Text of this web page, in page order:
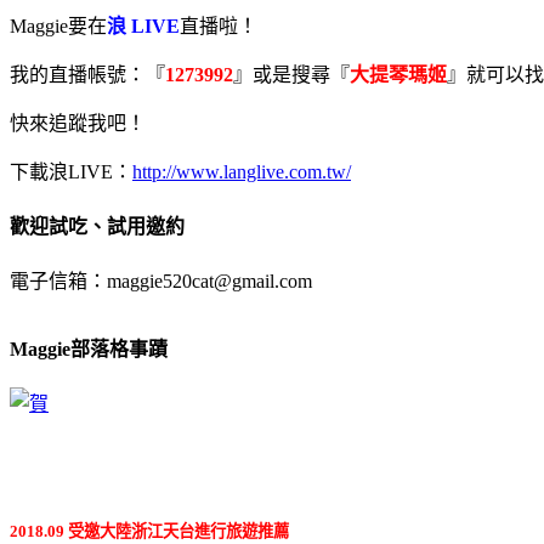
Maggie要在浪 LIVE直播啦！
我的直播帳號：『1273992』或是搜尋『大提琴瑪姬 』就可以
快來追蹤我吧！
下載浪LIVE： http://www.langlive.com.tw/
歡迎試吃、試用邀約
電子信箱：maggie520cat@gmail.com
Maggie部落格事蹟
2018.09 受邀大陸浙江天台進行旅遊推薦